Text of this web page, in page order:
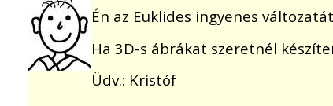
Én az Euklides ingyenes
Ha 3D-s ábrákat szeretnél
Üdv.: Kristóf